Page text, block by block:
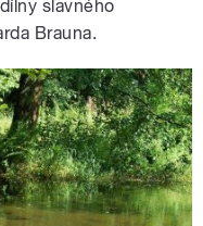
slavného
Brauna.